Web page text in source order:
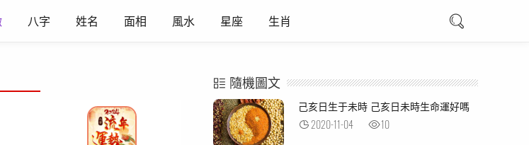
八字 姓名 面相 風水 星座 生肖
隨機圖文
己亥日生于未時 己亥日未時生命運好嗎
2020-11-04 10